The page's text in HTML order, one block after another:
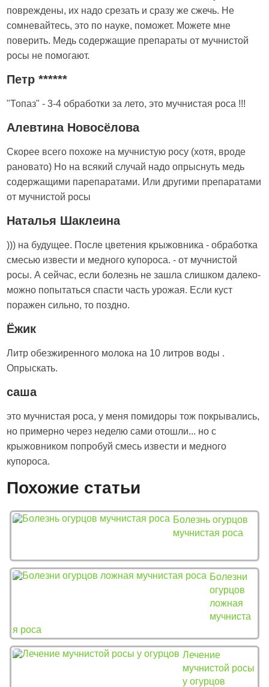
повреждены, их надо срезать и сразу же сжечь. Не
сомневайтесь, это по науке, поможет. Можете мне
поверить. Медь содержащие препараты от мучнистой
росы не помогают.
Петр ******
"Топаз" - 3-4 обработки за лето, это мучнистая роса !!!
Алевтина Новосёлова
Скорее всего похоже на мучнистую росу (хотя, вроде
рановато) Но на всякий случай надо опрыснуть медь
содержащими парепаратами. Или другими препаратами
от мучнистой росы
Наталья Шаклеина
))) на будущее. После цветения крыжовника - обработка
смесью извести и медного купороса. - от мучнистой
росы. А сейчас, если болезнь не зашла слишком далеко-
можно попытаться спасти часть урожая. Если куст
поражен сильно, то поздно.
Ёжик
Литр обезжиренного молока на 10 литров воды .
Опрыскать.
саша
это мучнистая роса, у меня помидоры тож покрывались,
но примерно через неделю сами отошли... но с
крыжовником попробуй смесь извести и медного
купороса.
Похожие статьи
Болезнь огурцов
мучнистая роса
Болезни
огурцов
ложная
мучниста
я роса
Лечение
мучнистой росы
у огурцов